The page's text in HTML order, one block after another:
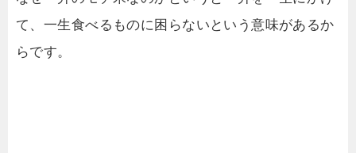
て、一生食べるものに困らないという意味があるか
らです。